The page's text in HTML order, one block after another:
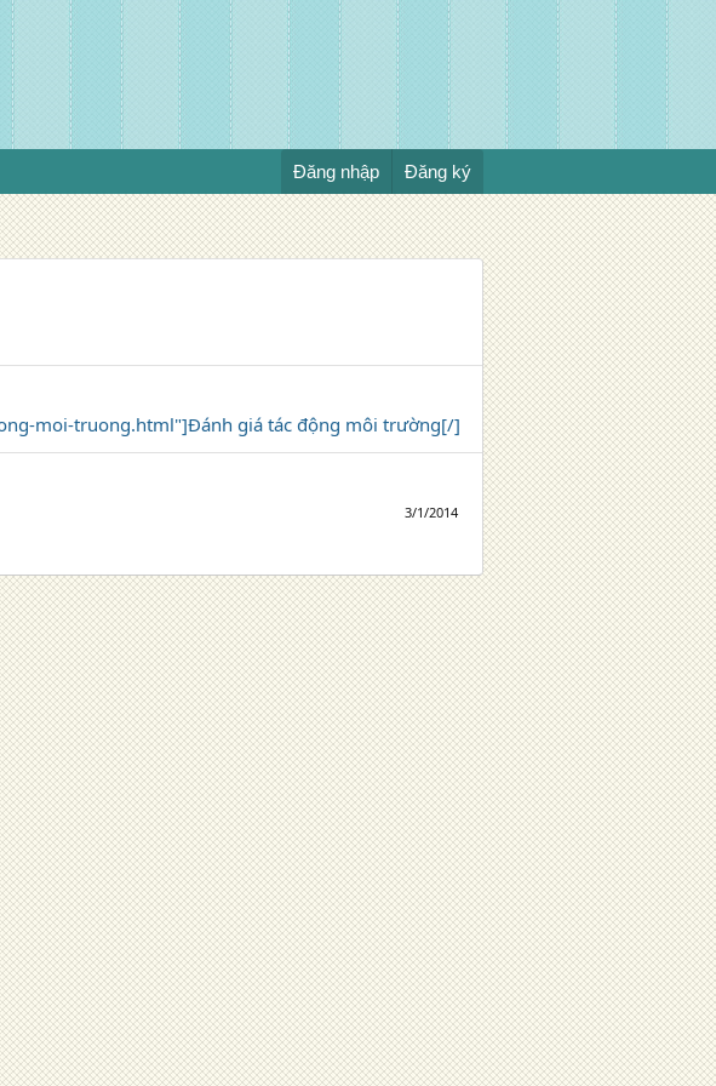
Đăng nhập Đăng ký
moi-truong.html"]Đánh giá tác động môi trường[/]
3/1/2014